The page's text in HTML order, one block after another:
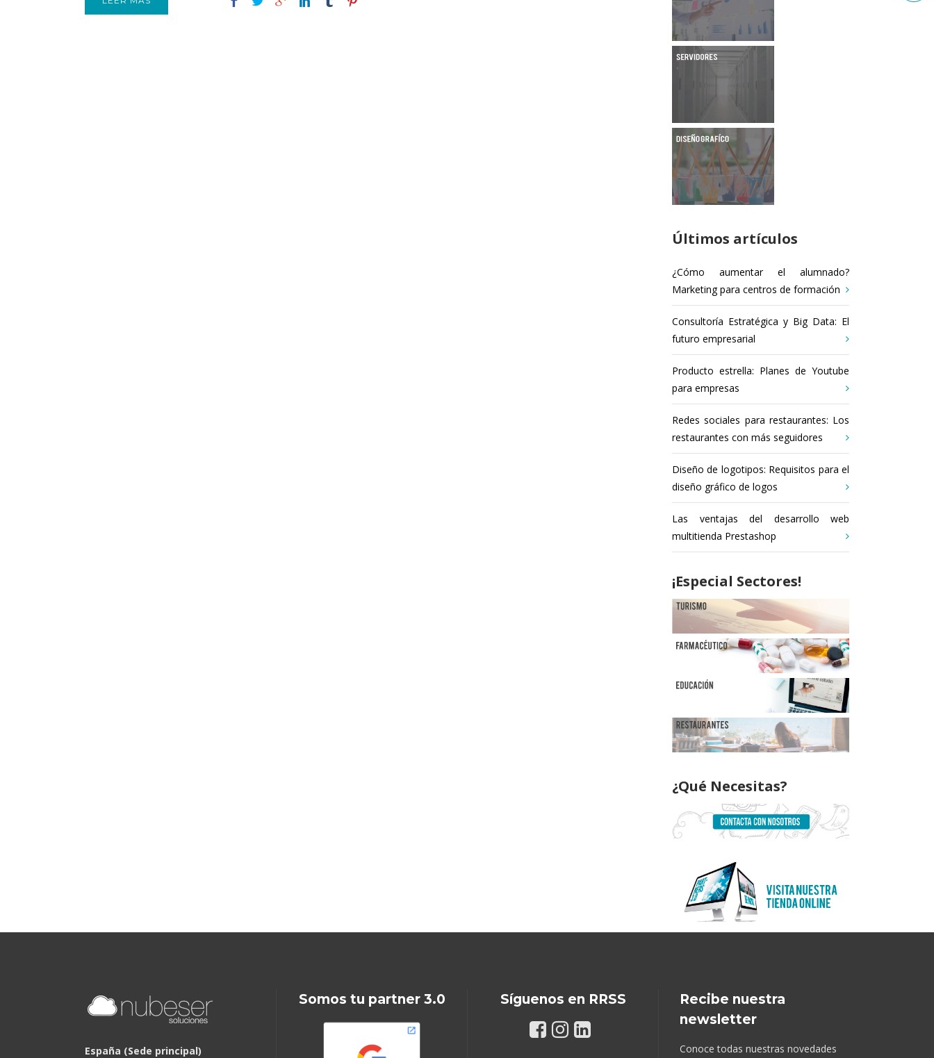
Últimos artículos
¿Cómo aumentar el alumnado?
Marketing para centros de formación
Consultoría Estratégica y Big Data: El
futuro empresarial
Producto estrella: Planes de Youtube
para empresas
Redes sociales para restaurantes: Los
restaurantes con más seguidores
Diseño de logotipos: Requisitos para el
diseño gráfico de logos
Las ventajas del desarrollo web
multitienda Prestashop
¡Especial Sectores!
¿Qué Necesitas?
España (Sede principal)
Somos tu partner 3.0 Síguenos en RRSS
Recibe nuestra
newsletter
Conoce todas nuestras novedades